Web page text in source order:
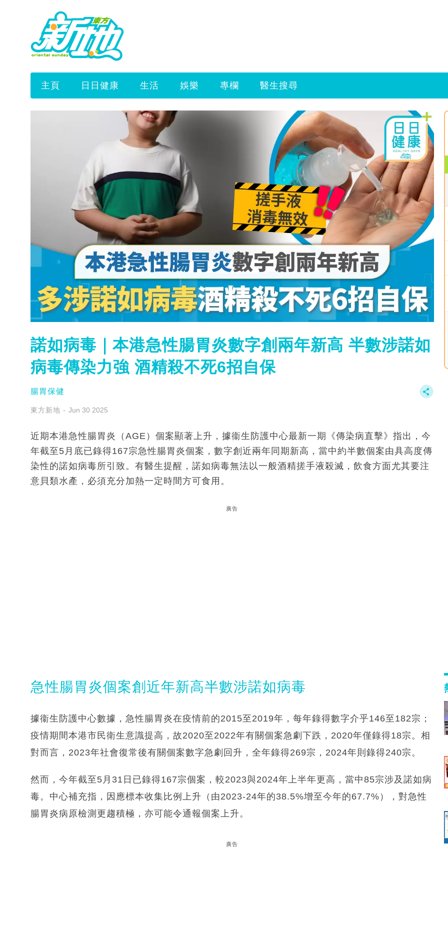
主頁 日日健康 生活 娛樂 專欄 醫生搜尋
諾如病毒｜本港急性腸胃炎數字創兩年新高 半數涉諾如
病毒傳染力強 酒精殺不死6招自保
腸胃保健
東方新地 Jun 30 2025
近期本港急性腸胃炎（AGE）個案顯著上升，據衞生防護中心最新一期《傳染病直擊》指出，今
年截至5月底已錄得167宗急性腸胃炎個案，數字創近兩年同期新高，當中約半數個案由具高度傳
染性的諾如病毒所引致。有醫生提醒，諾如病毒無法以一般酒精搓手液殺滅，飲食方面尤其要注
意貝類水產，必須充分加熱一定時間方可食用。
廣告
急性腸胃炎個案創近年新高半數涉諾如病毒
據衞生防護中心數據，急性腸胃炎在疫情前的2015至2019年，每年錄得數字介乎146至182宗；
疫情期間本港市民衛生意識提高，故2020至2022年有關個案急劇下跌，2020年僅錄得18宗。相
對而言，2023年社會復常後有關個案數字急劇回升，全年錄得269宗，2024年則錄得240宗。
然而，今年截至5月31日已錄得167宗個案，較2023與2024年上半年更高，當中85宗涉及諾如病
毒。中心補充指，因應標本收集比例上升（由2023-24年的38.5%增至今年的67.7%），對急性
腸胃炎病原檢測更趨積極，亦可能令通報個案上升。
廣告